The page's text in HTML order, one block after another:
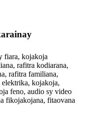
fiara, kojakoja
rafitra kodiarana,
rafitra familiana,
elektrika, kojakoja,
feno, audio sy video
fikojakojana, fitaovana